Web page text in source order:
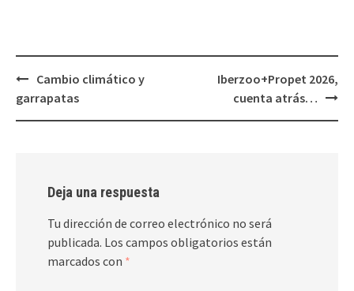
Navegación
de
entradas
Cambio climático y
garrapatas
Iberzoo+Propet 2026,
cuenta atrás…
Deja una respuesta
Tu dirección de correo electrónico no será
publicada. Los campos obligatorios están
marcados con *